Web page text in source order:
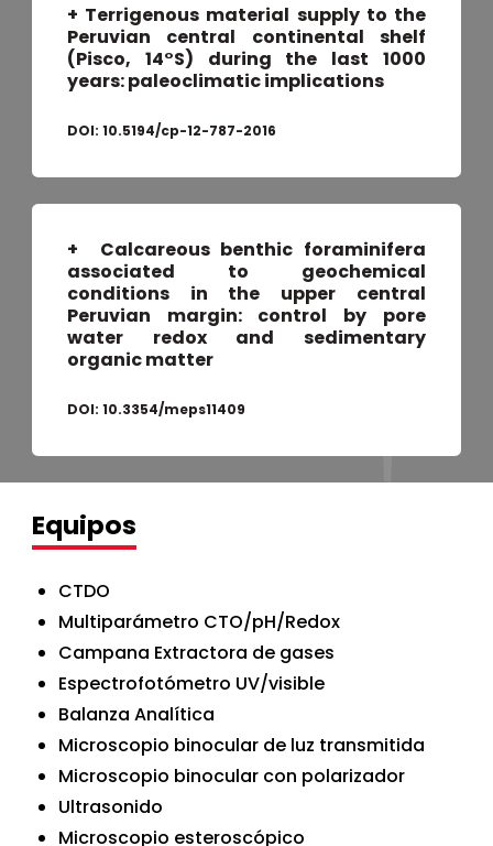
+ Terrigenous material supply to the
Peruvian central continental shelf
(Pisco, 14°S) during the last 1000
years: paleoclimatic implications
DOI:10.5194/cp-12-787-2016
+
Calcareous benthic foraminifera
associated to geochemical
conditions in the upper central
Peruvian margin: control by pore
water redox and sedimentary
organic matter
DOI:10.3354/meps11409
Equipos
CTDO
Multiparámetro CTO/pH/Redox
Campana Extractora de gases
Espectrofotómetro UV/visible
Balanza Analítica
Microscopio binocular de luz transmitida
Microscopio binocular con polarizador
Ultrasonido
Microscopio esteroscópico